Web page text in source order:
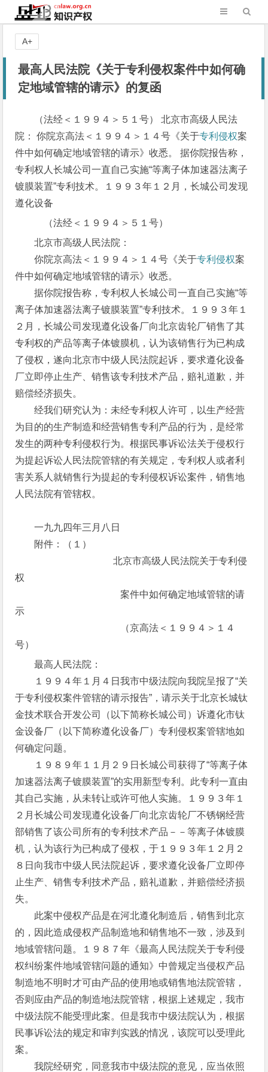
最高人民法院《关于专利侵权案件中如何确
定地域管辖的请示》的复函
（法经＜１９９４＞５１号） 北京市高级人民法
院： 你院京高法＜１９９４＞１４号《关于专利侵权案
件中如何确定地域管辖的请示》收悉。 据你院报告称，
专利权人长城公司一直自己实施“等离子体加速器法离子
镀膜装置”专利技术。１９９３年１２月，长城公司发现
遵化设备
（法经＜１９９４＞５１号）
北京市高级人民法院：
你院京高法＜１９９４＞１４号《关于专利侵权案
件中如何确定地域管辖的请示》收悉。
据你院报告称，专利权人长城公司一直自己实施“等
离子体加速器法离子镀膜装置”专利技术。１９９３年１
２月，长城公司发现遵化设备厂向北京齿轮厂销售了其
专利权的产品等离子体镀膜机，认为该销售行为已构成
了侵权，遂向北京市中级人民法院起诉，要求遵化设备
厂立即停止生产、销售该专利技术产品，赔礼道歉，并
赔偿经济损失。
经我们研究认为：未经专利权人许可，以生产经营
为目的的生产制造和经营销售专利产品的行为，是经常
发生的两种专利侵权行为。根据民事诉讼法关于侵权行
为提起诉讼人民法院管辖的有关规定，专利权人或者利
害关系人就销售行为提起的专利侵权诉讼案件，销售地
人民法院有管辖权。
一九九四年三月八日
附件：（１）
北京市高级人民法院关于专利侵
权
案件中如何确定地域管辖的请
示
（京高法＜１９９４＞１４
号）
最高人民法院：
１９９４年１月４日我市中级法院向我院呈报了“关
于专利侵权案件管辖的请示报告”，请示关于北京长城钛
金技术联合开发公司（以下简称长城公司）诉遵化市钛
金设备厂（以下简称遵化设备厂）专利侵权案管辖地如
何确定问题。
１９８９年１１月２９日长城公司获得了“等离子体
加速器法离子镀膜装置”的实用新型专利。此专利一直由
其自己实施，从未转让或许可他人实施。１９９３年１
２月长城公司发现遵化设备厂向北京齿轮厂不锈钢经营
部销售了该公司所有的专利技术产品－－等离子体镀膜
机，认为该行为已构成了侵权，于１９９３年１２月２
８日向我市中级人民法院起诉，要求遵化设备厂立即停
止生产、销售专利技术产品，赔礼道歉，并赔偿经济损
失。
此案中侵权产品是在河北遵化制造后，销售到北京
的，因此造成侵权产品制造地和销售地不一致，涉及到
地域管辖问题。１９８７年《最高人民法院关于专利侵
权纠纷案件地域管辖问题的通知》中曾规定当侵权产品
制造地不明时才可由产品的使用地或销售地法院管辖，
否则应由产品的制造地法院管辖，根据上述规定，我市
中级法院不能受理此案。但是我市中级法院认为，根据
民事诉讼法的规定和审判实践的情况，该院可以受理此
案。
我院经研究，同意我市中级法院的意见，应当依照
A+